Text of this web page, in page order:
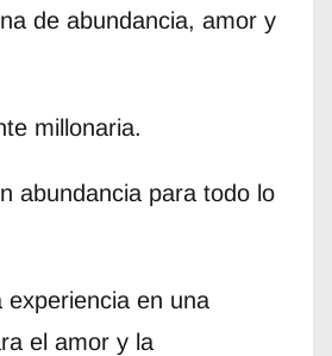
de abundancia, amor y
millonaria.
abundancia para todo lo
experiencia en una
el amor y la